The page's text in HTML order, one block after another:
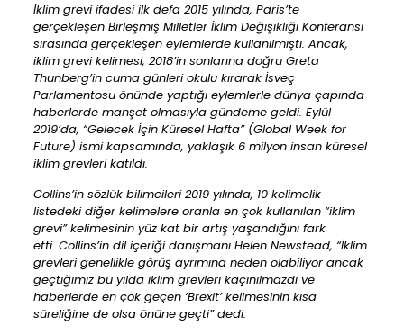
İklim grevi ifadesi ilk defa 2015 yılında, Paris’te
gerçekleşen Birleşmiş Milletler İklim Değişikliği Konferansı
sırasında gerçekleşen eylemlerde kullanılmıştı. Ancak,
iklim grevi kelimesi, 2018’in sonlarına doğru Greta
Thunberg’in cuma günleri okulu kırarak İsveç
Parlamentosu önünde yaptığı eylemlerle dünya çapında
haberlerde manşet olmasıyla gündeme geldi. Eylül
2019’da, “Gelecek İçin Küresel Hafta” (Global Week for
Future) ismi kapsamında, yaklaşık 6 milyon insan küresel
iklim grevleri katıldı.
Collins’in sözlük bilimcileri 2019 yılında, 10 kelimelik
listedeki diğer kelimelere oranla en çok kullanılan “iklim
grevi” kelimesinin yüz kat bir artış yaşandığını fark
etti. Collins’in dil içeriği danışmanı Helen Newstead, “İklim
grevleri genellikle görüş ayrımına neden olabiliyor ancak
geçtiğimiz bu yılda iklim grevleri kaçınılmazdı ve
haberlerde en çok geçen ‘Brexit’ kelimesinin kısa
süreliğine de olsa önüne geçti” dedi.